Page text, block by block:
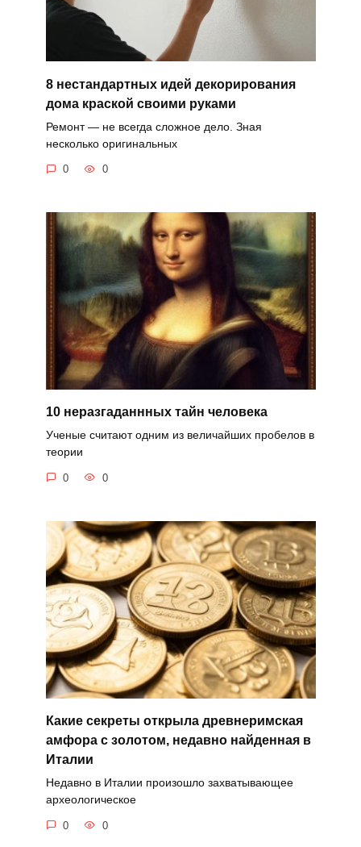
8 нестандартных идей декорирования
дома краской своими руками
Ремонт — не всегда сложное дело. Зная
несколько оригинальных
0 0
10 неразгаданнных тайн человека
Ученые считают одним из величайших пробелов в
теории
0 0
Какие секреты открыла древнеримская
амфора с золотом, недавно найденная в
Италии
Недавно в Италии произошло захватывающее
археологическое
0 0